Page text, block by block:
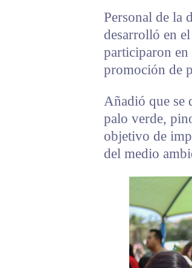
Personal de la
desarrolló en
participaron en
promoción de
Añadió que se
palo verde,
objetivo de
del medio